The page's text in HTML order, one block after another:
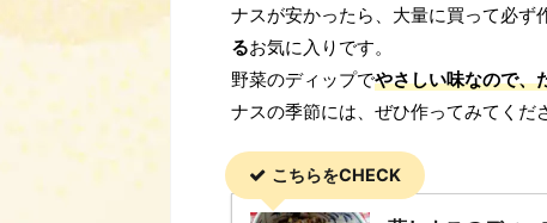
ナスが安かったら、大量に買って必ず
るお気に入りです。
野菜のディップでやさしい味なので、
ナスの季節には、ぜひ作ってみてくだ
こちらをCHECK